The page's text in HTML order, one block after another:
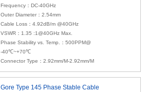
Frequency：DC-40GHz
Outer Diameter：2.54mm
Cable Loss：4.92dB/m @40GHz
VSWR：1.35 :1@40GHz Max.
Phase Stability vs. Temp.：500PPM@
-40℃~+70℃
Connector Type： 2.92mm/M-2.92mm/M
Gore Type 145 Phase Stable Cable